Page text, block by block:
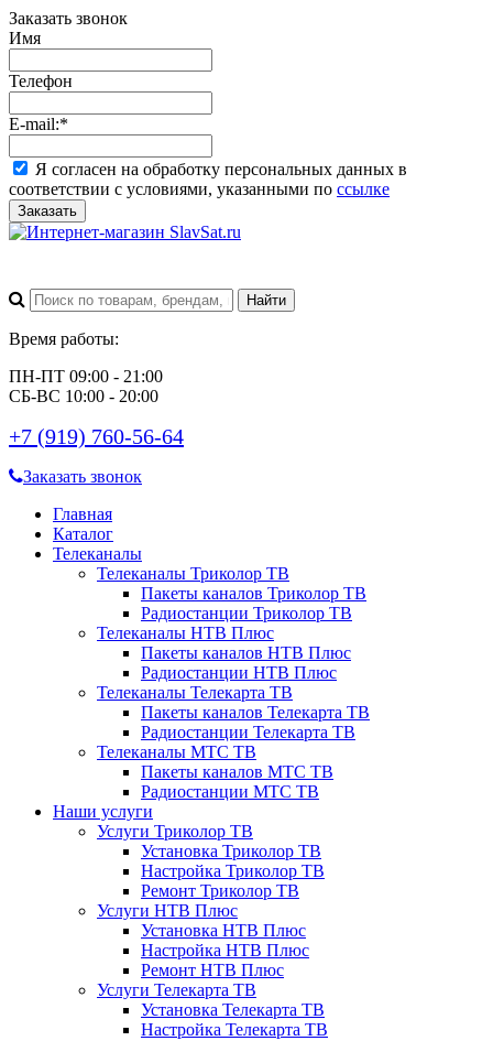
Заказать звонок
Имя
Телефон
E-mail:*
Я согласен на обработку персональных данных в
соответствии с условиями, указанными по ссылке
Заказать
Время работы:
ПН-ПТ 09:00 - 21:00
СБ-ВС 10:00 - 20:00
+7 (919) 760-56-64
Заказать звонок
Главная
Каталог
Телеканалы
Телеканалы Триколор ТВ
Пакеты каналов Триколор ТВ
Радиостанции Триколор ТВ
Телеканалы НТВ Плюс
Пакеты каналов НТВ Плюс
Радиостанции НТВ Плюс
Телеканалы Телекарта ТВ
Пакеты каналов Телекарта ТВ
Радиостанции Телекарта ТВ
Телеканалы МТС ТВ
Пакеты каналов МТС ТВ
Радиостанции МТС ТВ
Наши услуги
Услуги Триколор ТВ
Установка Триколор ТВ
Настройка Триколор ТВ
Ремонт Триколор ТВ
Услуги НТВ Плюс
Установка НТВ Плюс
Настройка НТВ Плюс
Ремонт НТВ Плюс
Услуги Телекарта ТВ
Установка Телекарта ТВ
Настройка Телекарта ТВ